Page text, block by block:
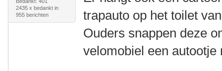
2435 x bedankt in
955 berichten
trapauto op het toilet
Ouders snappen deze
velomobiel een autootje